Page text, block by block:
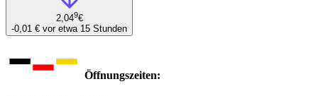
2,049€
-0,01 € vor etwa 15 Stunden
Öffnungszeiten: